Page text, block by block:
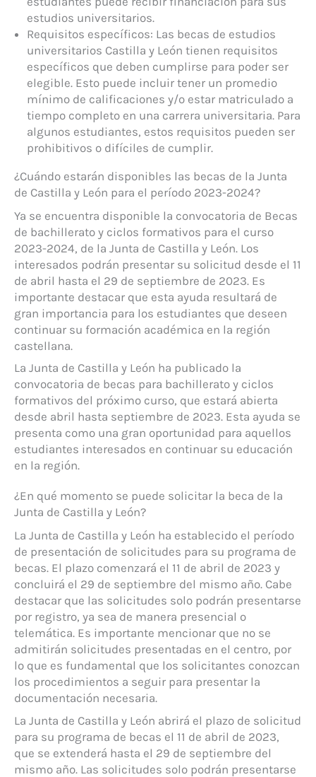
estudios universitarios.
Requisitos específicos: Las becas de estudios
universitarios Castilla y León tienen requisitos
específicos que deben cumplirse para poder ser
elegible. Esto puede incluir tener un promedio
mínimo de calificaciones y/o estar matriculado a
tiempo completo en una carrera universitaria. Para
algunos estudiantes, estos requisitos pueden ser
prohibitivos o difíciles de cumplir.
¿Cuándo estarán disponibles las becas de la Junta
de Castilla y León para el período 2023-2024?
Ya se encuentra disponible la convocatoria de Becas
de bachillerato y ciclos formativos para el curso
2023-2024, de la Junta de Castilla y León. Los
interesados podrán presentar su solicitud desde el 11
de abril hasta el 29 de septiembre de 2023. Es
importante destacar que esta ayuda resultará de
gran importancia para los estudiantes que deseen
continuar su formación académica en la región
castellana.
La Junta de Castilla y León ha publicado la
convocatoria de becas para bachillerato y ciclos
formativos del próximo curso, que estará abierta
desde abril hasta septiembre de 2023. Esta ayuda se
presenta como una gran oportunidad para aquellos
estudiantes interesados en continuar su educación
en la región.
¿En qué momento se puede solicitar la beca de la
Junta de Castilla y León?
La Junta de Castilla y León ha establecido el período
de presentación de solicitudes para su programa de
becas. El plazo comenzará el 11 de abril de 2023 y
concluirá el 29 de septiembre del mismo año. Cabe
destacar que las solicitudes solo podrán presentarse
por registro, ya sea de manera presencial o
telemática. Es importante mencionar que no se
admitirán solicitudes presentadas en el centro, por
lo que es fundamental que los solicitantes conozcan
los procedimientos a seguir para presentar la
documentación necesaria.
La Junta de Castilla y León abrirá el plazo de solicitud
para su programa de becas el 11 de abril de 2023,
que se extenderá hasta el 29 de septiembre del
mismo año. Las solicitudes solo podrán presentarse